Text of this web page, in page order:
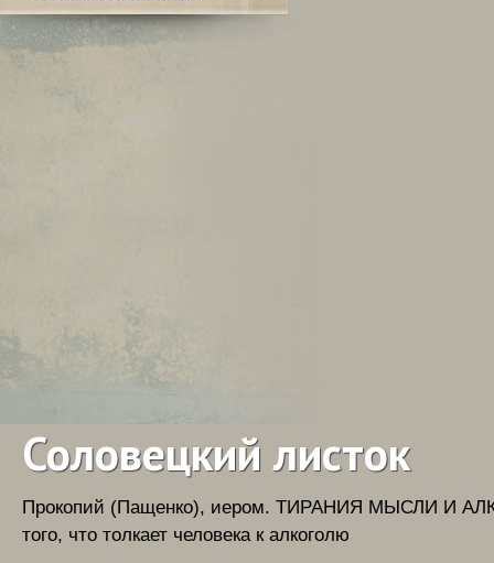
Соловецкий листок
Прокопий (Пащенко), иером. ТИРАНИЯ МЫСЛИ И
того, что толкает человека к алкоголю